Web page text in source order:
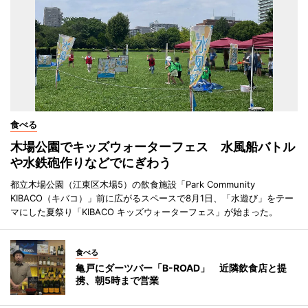
食べる
木場公園でキッズウォーターフェス 水風船バトル
や水鉄砲作りなどでにぎわう
都立木場公園（江東区木場5）の飲食施設「Park Community
KIBACO（キバコ）」前に広がるスペースで8月1日、「水遊び」をテー
マにした夏祭り「KIBACO キッズウォーターフェス」が始まった。
食べる
亀戸にダーツバー「B-ROAD」 近隣飲食店と提
携、朝5時まで営業